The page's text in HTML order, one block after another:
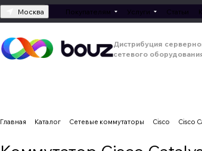
Москва Покупателям Услуги Статьи
Дистрибуция
сетевого
Главная Каталог Сетевые коммутаторы Cisco Cisco